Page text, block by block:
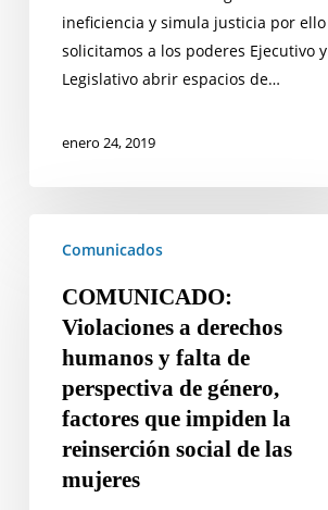
ineficiencia y simula justicia por ello
solicitamos a los poderes Ejecutivo y
Legislativo abrir espacios de…
enero 24, 2019
Violaciones
humanos
perspectiva
Comunicados
COMUNICADO:
Violaciones a derechos
humanos y falta de
perspectiva de género,
factores que impiden la
reinserción social de las
mujeres